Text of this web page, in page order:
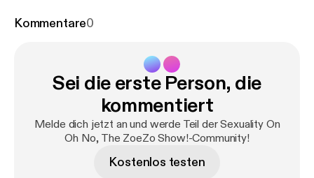
Kommentare0
Sei die erste Person, die
kommentiert
Melde dich jetzt an und werde Teil der Sexuality On
Oh No, The ZoeZo Show!-Community!
Kostenlos testen